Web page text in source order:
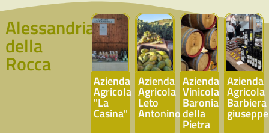
Alessandria
della
Rocca
Azienda
Agricola
"La
Casina"
Azienda
Agricola
Leto
Antonino
Azienda
Vinicola
Baronia
della
Pietra
Azienda
Agricola
Barbiera
giuseppe